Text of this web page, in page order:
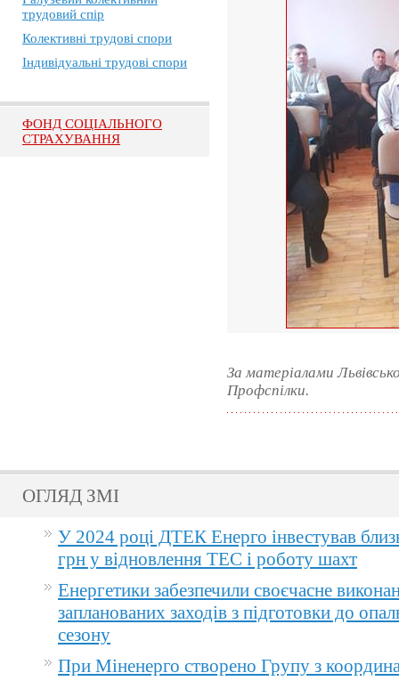
трудовий спір
Колективні трудові спори
Індивідуальні трудові спори
ФОНД СОЦІАЛЬНОГО
СТРАХУВАННЯ
За матеріалами
Профспілки.
ОГЛЯД ЗМІ
У 2024 році ДТЕК Енерго інвестував
грн у відновлення ТЕС і роботу шахт
Енергетики забезпечили своєчасне
запланованих заходів з підготовки до
сезону
При Міненерго створено Групу з